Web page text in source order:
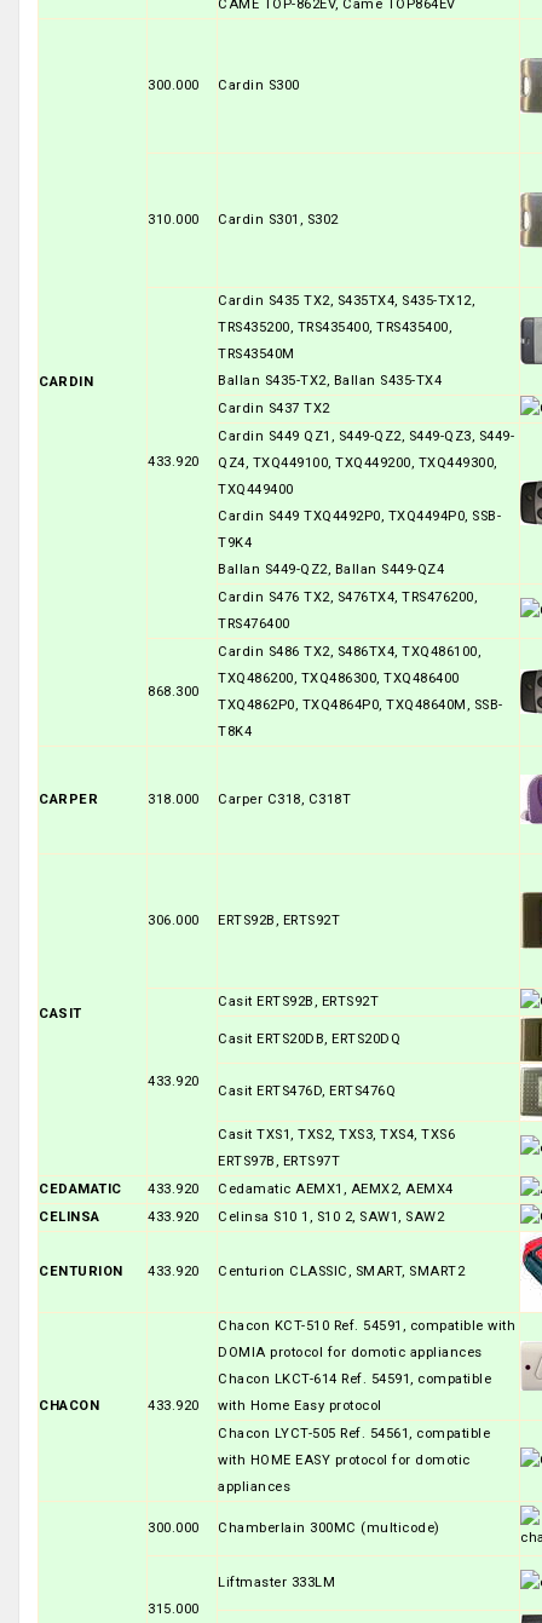
CAME TOP-862EV, Came TOP864EV
CARDIN
300.000 Cardin S300
310.000 Cardin S301, S302
433.920
Cardin S435 TX2, S435TX4, S435-TX12,
TRS435200, TRS435400, TRS435400,
TRS43540M
Ballan S435-TX2, Ballan S435-TX4
Cardin S437 TX2
Cardin S449 QZ1, S449-QZ2, S449-QZ3, S449-
QZ4, TXQ449100, TXQ449200, TXQ449300,
TXQ449400
Cardin S449 TXQ4492P0, TXQ4494P0, SSB-
T9K4
Ballan S449-QZ2, Ballan S449-QZ4
Cardin S476 TX2, S476TX4, TRS476200,
TRS476400
868.300
Cardin S486 TX2, S486TX4, TXQ486100,
TXQ486200, TXQ486300, TXQ486400
TXQ4862P0, TXQ4864P0, TXQ48640M, SSB-
T8K4
CARPER 318.000 Carper C318, C318T
CASIT
306.000 ERTS92B, ERTS92T
433.920
Casit ERTS92B, ERTS92T
Casit ERTS20DB, ERTS20DQ
Casit ERTS476D, ERTS476Q
Casit TXS1, TXS2, TXS3, TXS4, TXS6
ERTS97B, ERTS97T
CEDAMATIC
433.920
Cedamatic AEMX1, AEMX2, AEMX4
CELINSA
433.920 Celinsa S10 1, S10 2, SAW1, SAW2
CENTURION 433.920 Centurion CLASSIC, SMART, SMART2
CHACON 433.920
Chacon KCT-510 Ref. 54591, compatible with
DOMIA protocol for domotic appliances
Chacon LKCT-614 Ref. 54591, compatible
with Home Easy protocol
Chacon LYCT-505 Ref. 54561, compatible
with HOME EASY protocol for domotic
appliances
300.000 Chamberlain 300MC (multicode)
315.000
Liftmaster 333LM